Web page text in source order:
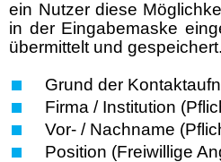
ein Nutzer diese
in der Eingabemaske
übermittelt und
Grund der
Firma / Institution
Vor- / Nachname
Position (Freiwillige